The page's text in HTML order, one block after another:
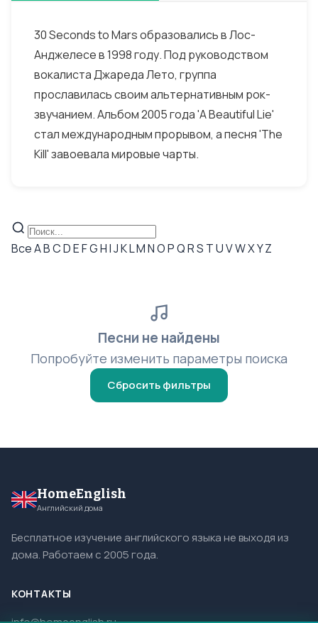
30 Seconds to Mars образовались в Лос-
Анджелесе в 1998 году. Под руководством
вокалиста Джареда Лето, группа
прославилась своим альтернативным рок-
звучанием. Альбом 2005 года 'A Beautiful Lie'
стал международным прорывом, а песня 'The
Kill' завоевала мировые чарты.
ВсеABCDEFGHIJKLMNOPQRS TUVWXYZ
Песни не найдены
Попробуйте изменить параметры поиска
Сбросить фильтры
HomeEnglish
Английский дома
Бесплатное изучение английского языка не выходя из
дома. Работаем с 2005 года.
КОНТАКТЫ